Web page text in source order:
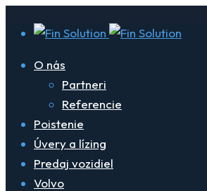
O nás
Partneri
Referencie
Poistenie
Úvery a lízing
Predaj vozidiel
Volvo